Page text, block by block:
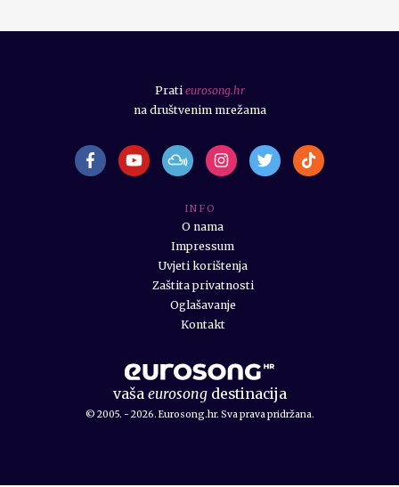
vaša eurosongdestinacija
© 2005. - 2026. Eurosong.hr. Sva prava pridržana.
I N F O
O nama
Impressum
Uvjeti korištenja
Zaštita privatnosti
Oglašavanje
Kontakt
Prati eurosong.hr
na društvenim mrežama